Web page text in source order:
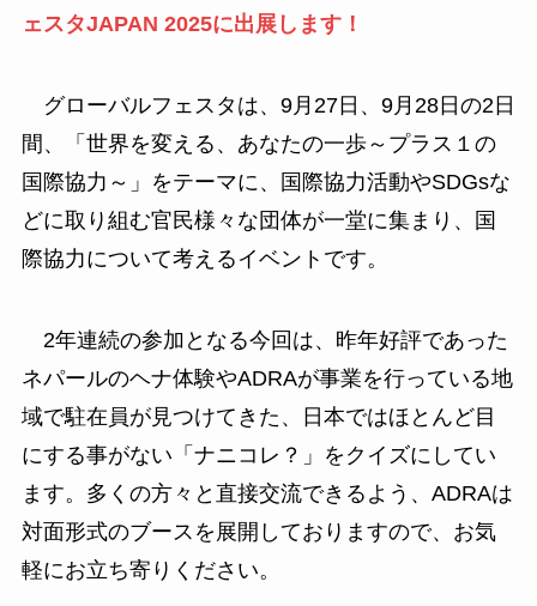
ェスタJAPAN 2025に出展します！
グローバルフェスタは、9⽉27⽇、9月28日の2日
間、「世界を変える、あなたの一歩～プラス１の
国際協力～」をテーマに、国際協力活動やSDGsな
どに取り組む官民様々な団体が一堂に集まり、国
際協力について考えるイベントです。
2年連続の参加となる今回は、昨年好評であった
ネパールのヘナ体験やADRAが事業を行っている地
域で駐在員が見つけてきた、日本ではほとんど目
にする事がない「ナニコレ？」をクイズにしてい
ます。多くの方々と直接交流できるよう、ADRAは
対面形式のブースを展開しておりますので、お気
軽にお立ち寄りください。